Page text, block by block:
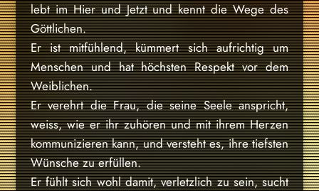
lebt im Hier und Jetzt und kennt die Wege des
Göttlichen.
Er ist mitfühlend, kümmert sich aufrichtig um
Menschen und hat höchsten Respekt vor dem
Weiblichen.
Er verehrt die Frau, die seine Seele anspricht,
weiss, wie er ihr zuhören und mit ihrem Herzen
kommunizieren kann, und versteht es, ihre tiefsten
Wünsche zu erfüllen.
Er fühlt sich wohl damit, verletzlich zu sein, sucht